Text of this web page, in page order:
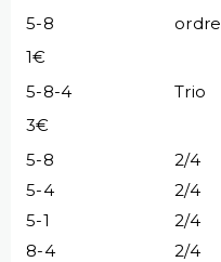
5-8
ordre
1€
5-8-4
Trio
3€
5-8
2/4
5-4
2/4
5-1
2/4
8-4
2/4